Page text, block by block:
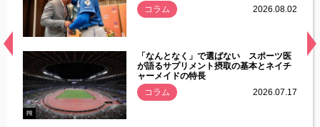
常
コラム
2026.08.02
PR
「なんとなく」で選ばない スポーツ医
が語るサプリメント摂取の基本とネイチ
ャーメイドの特長
コラム
2026.07.17